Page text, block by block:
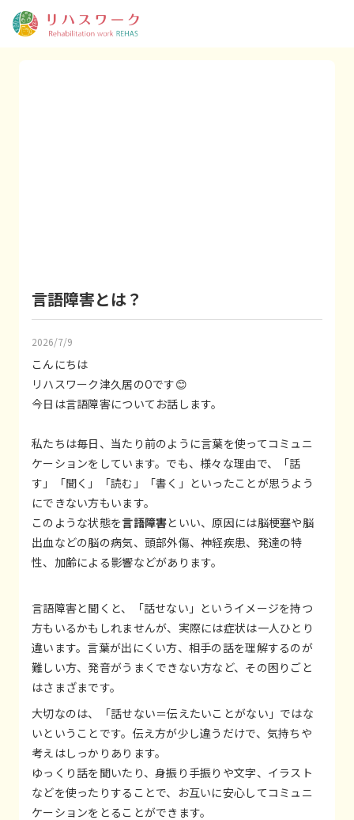
言語障害とは？
2026/7/9
こんにちは
リハスワーク津久居のOです😊
今日は言語障害についてお話します。
私たちは毎日、当たり前のように言葉を使ってコミュニ
ケーションをしています。でも、様々な理由で、「話
す」「聞く」「読む」「書く」といったことが思うよう
にできない方もいます。
このような状態を言語障害といい、原因には脳梗塞や脳
出血などの脳の病気、頭部外傷、神経疾患、発達の特
性、加齢による影響などがあります。
言語障害と聞くと、「話せない」というイメージを持つ
方もいるかもしれませんが、実際には症状は一人ひとり
違います。言葉が出にくい方、相手の話を理解するのが
難しい方、発音がうまくできない方など、その困りごと
はさまざまです。
大切なのは、「話せない＝伝えたいことがない」ではな
いということです。伝え方が少し違うだけで、気持ちや
考えはしっかりあります。
ゆっくり話を聞いたり、身振り手振りや文字、イラスト
などを使ったりすることで、お互いに安心してコミュニ
ケーションをとることができます。